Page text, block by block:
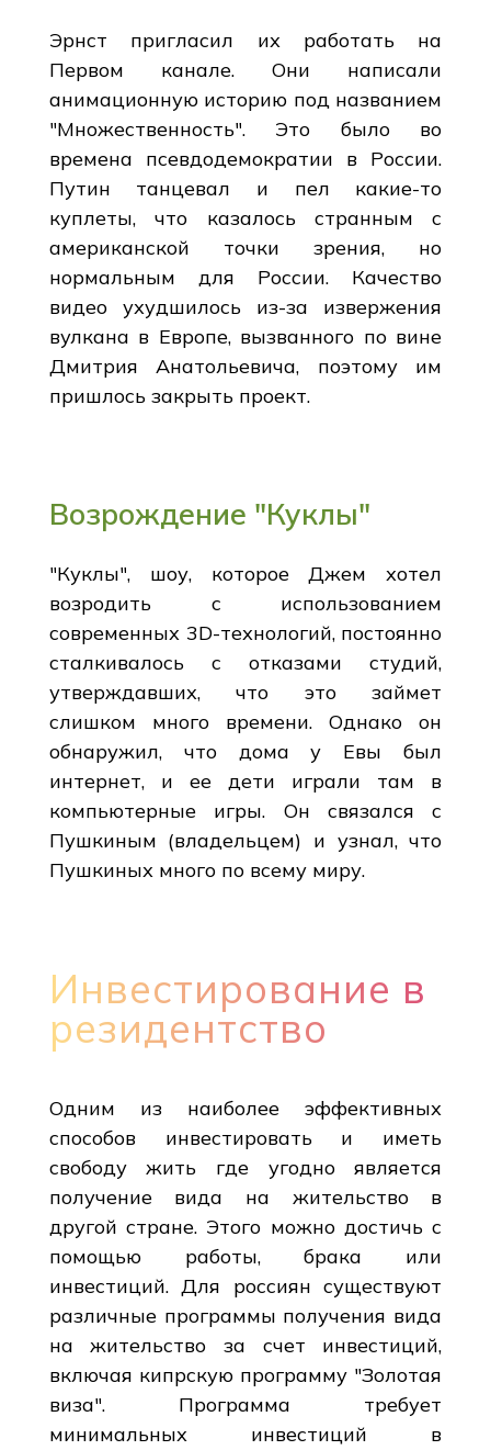
Эрнст пригласил их работать на
Первом канале. Они написали
анимационную историю под названием
"Множественность". Это было во
времена псевдодемократии в России.
Путин танцевал и пел какие-то
куплеты, что казалось странным с
американской точки зрения, но
нормальным для России. Качество
видео ухудшилось из-за извержения
вулкана в Европе, вызванного по вине
Дмитрия Анатольевича, поэтому им
пришлось закрыть проект.
Возрождение "Куклы"
"Куклы", шоу, которое Джем хотел
возродить с использованием
современных 3D-технологий, постоянно
сталкивалось с отказами студий,
утверждавших, что это займет
слишком много времени. Однако он
обнаружил, что дома у Евы был
интернет, и ее дети играли там в
компьютерные игры. Он связался с
Пушкиным (владельцем) и узнал, что
Пушкиных много по всему миру.
Инвестирование в
резидентство
Одним из наиболее эффективных
способов инвестировать и иметь
свободу жить где угодно является
получение вида на жительство в
другой стране. Этого можно достичь с
помощью работы, брака или
инвестиций. Для россиян существуют
различные программы получения вида
на жительство за счет инвестиций,
включая кипрскую программу "Золотая
виза". Программа требует
минимальных инвестиций в